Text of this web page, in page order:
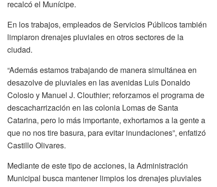
recalcó el Munícipe.
En los trabajos, empleados de Servicios Públicos también
limpiaron drenajes pluviales en otros sectores de la
ciudad.
“Además estamos trabajando de manera simultánea en
desazolve de pluviales en las avenidas Luis Donaldo
Colosio y Manuel J. Clouthier; reforzamos el programa de
descacharrización en las colonia Lomas de Santa
Catarina, pero lo más importante, exhortamos a la gente a
que no nos tire basura, para evitar inundaciones”, enfatizó
Castillo Olivares.
Mediante de este tipo de acciones, la Administración
Municipal busca mantener limpios los drenajes pluviales